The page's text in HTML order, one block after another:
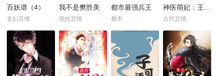
百妖谱（4）
玄幻言情
我不是樊胜美
现代言情
都市最强兵王
都市
神医萌妃：王爷，抱一抱！
古代言情